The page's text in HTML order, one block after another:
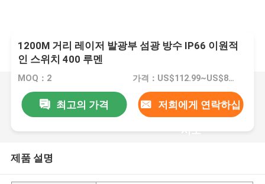
1200M 거리 레이저 발광부 섬광 방수 IP66 이원적
인 스위치 400 루멘
MOQ：2 가격：US$112.99~US$82.99
최고의 가격 저희에게 연락하십
시오
제품 설명